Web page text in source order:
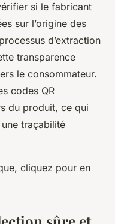
si le fabricant
sur l’origine des
d’extraction
transparence
le consommateur.
codes QR
du produit, ce qui
traçabilité
cliquez pour en